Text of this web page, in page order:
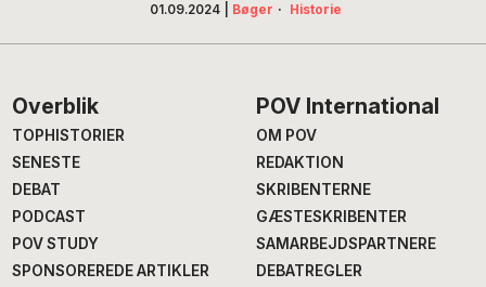
01.09.2024 Bøger · Historie
Footer
Overblik
TOPHISTORIER
SENESTE
DEBAT
PODCAST
POV STUDY
SPONSOREREDE ARTIKLER
POV International
OM POV
REDAKTION
SKRIBENTERNE
GÆSTESKRIBENTER
SAMARBEJDSPARTNERE
DEBATREGLER